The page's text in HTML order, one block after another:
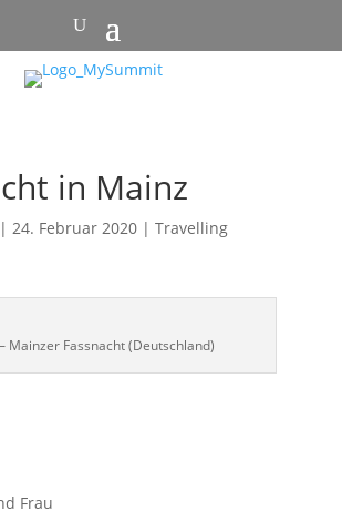
in Mainz
| 24. Februar 2020| Travelling
Mainzer Fassnacht (Deutschland)